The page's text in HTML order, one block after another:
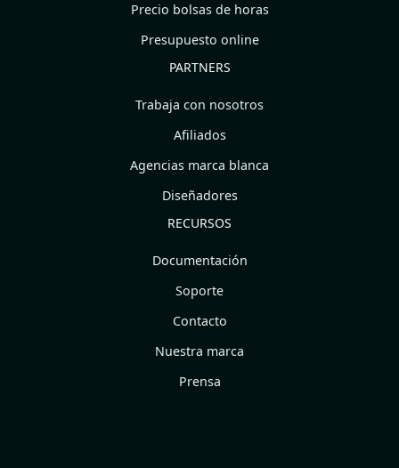
Precio bolsas de horas
Presupuesto online
PARTNERS
Trabaja con nosotros
Afiliados
Agencias marca blanca
Diseñadores
RECURSOS
Documentación
Soporte
Contacto
Nuestra marca
Prensa